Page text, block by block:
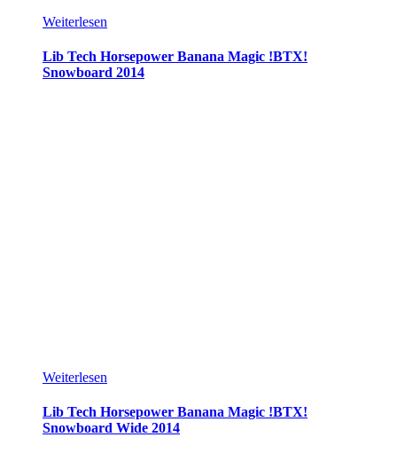
Weiterlesen
Lib Tech Horsepower Banana Magic !BTX!
Snowboard 2014
Weiterlesen
Lib Tech Horsepower Banana Magic !BTX!
Snowboard Wide 2014